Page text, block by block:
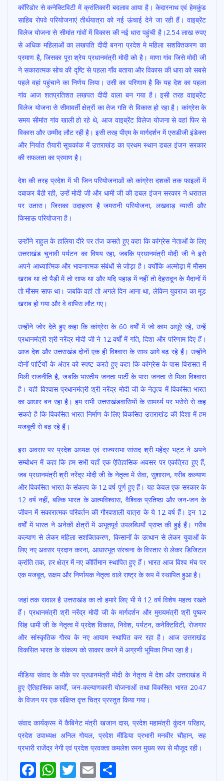
कॉरिडोर से कनेक्टिविटी में क्रांतिकारी बदलाव आया है। केदारनाथ एवं हेमकुंड
साहिब रोपवे परियोजनाएं तीर्थयात्रा को नई ऊंचाई देने जा रही हैं। वाइब्रेंट
विलेज योजना से सीमांत गांवों में विकास की नई धारा पहुंची है।2.54 लाख रुपए
से अधिक महिलाओं का लखपति दीदी बनना प्रदेश मे महिला सशक्तिकरण का
प्रमाण है, जिसका पूरा श्रेय प्रधानमंत्री मोदी को है। माणा गांव जिसे मोदी जी
ने सकारात्मक सोच की दृष्टि से पहला गाँव बताया और विकास की धारा को सबसे
पहले वहां पहुंचाने का निर्णय लिया। उसी का परिणाम है कि यह देश का पहला
गांव आज शतप्रतिशत लखपत दीदी वाला बन गया है। इसी तरह वाइब्रेंट
विलेज योजना से सीमावर्ती क्षेत्रों का तेज गति से विकास हो रहा है। कांग्रेस के
समय सीमांत गांव खाली हो रहे थे, आज वाइब्रेंट विलेज योजना से वहां फिर से
विकास और उम्मीद लौट रही है। इसी तरह पीएम के मार्गदर्शन में एसडीजी इंडेक्स
और निर्यात तैयारी सूचकांक में उत्तराखंड का प्रथम स्थान डबल इंजन सरकार
की सफलता का प्रमाण है।
देश की तरह प्रदेश में भी जिन परियोजनाओं को कांग्रेस दशकों तक फाइलों में
दबाकर बैठी रही, उन्हें मोदी जी और धामी जी की डबल इंजन सरकार ने धरातल
पर उतारा। जिसका उदाहरण है जमरानी परियोजना, लखवाड़ व्यासी और
किसाऊ परियोजना है।
उन्होंने राहुल के हालिया दौरे पर तंज कसते हुए कहा कि कांग्रेस नेताओं के लिए
उत्तराखंड चुनावी पर्यटन का विषय रहा, जबकि प्रधानमंत्री मोदी जी ने इसे
अपने आध्यात्मिक और भावनात्मक संबंधों से जोड़ा है। क्योंकि अल्मोड़ा में मौसम
खराब था तो पैड़ी में तो साफ था और यदि पहाड़ में नहीं तो देहरादून के मैदानों में
तो मौसम साफ था। जबकि वहां तो अगले दिन आना था, लेकिन युवराज का मूड
खराब हो गया और वे वापिस लौट गए।
उन्होंने जोर देते हुए कहा कि कांग्रेस के 60 वर्षों में जो काम अधूरे रहे, उन्हें
प्रधानमंत्री श्री नरेंद्र मोदी जी ने 12 वर्षों में गति, दिशा और परिणाम दिए हैं।
आज देश और उत्तराखंड दोनों एक ही विश्वास के साथ आगे बढ़ रहे हैं। उन्होंने
दोनों पार्टियों के अंतर को स्पष्ट करते हुए कहा कि कांग्रेस के पास विरासत में
मिली राजनीति है, जबकि भारतीय जनता पार्टी के पास जनता से मिला विश्वास
है। यही विश्वास प्रधानमंत्री श्री नरेंद्र मोदी जी के नेतृत्व में विकसित भारत
का आधार बन रहा है। हम सभी उत्तराखंडवासियों के सामर्थ्य पर भरोसे से कह
सकते है कि विकसित भारत निर्माण के लिए विकसित उत्तराखंड की दिशा में हम
मजबूती से बढ़ रहे हैं।
इस अवसर पर प्रदेश अध्यक्ष एवं राज्यसभा सांसद श्री महेंद्र भट्ट ने अपने
सम्बोधन में कहा कि हम सभी यहाँ एक ऐतिहासिक अवसर पर एकत्रित हुए हैं,
जब प्रधानमंत्री श्री नरेंद्र मोदी जी के नेतृत्व में सेवा, सुशासन, गरीब कल्याण
और विकसित भारत के संकल्प के 12 वर्ष पूर्ण हुए हैं। यह केवल एक सरकार के
12 वर्ष नहीं, बल्कि भारत के आत्मविश्वास, वैश्विक प्रतिष्ठा और जन-जन के
जीवन में सकारात्मक परिवर्तन की गौरवशाली यात्रा के ये 12 वर्ष हैं। इन 12
वर्षों में भारत ने अनेकों क्षेत्रों में अभूतपूर्व उपलब्धियाँ प्राप्त की हुई हैं। गरीब
कल्याण से लेकर महिला सशक्तिकरण, किसानों के उत्थान से लेकर युवाओं के
लिए नए अवसर प्रदान करना, आधारभूत संरचना के विस्तार से लेकर डिजिटल
क्रांति तक, हर क्षेत्र में नए कीर्तिमान स्थापित हुए हैं। भारत आज विश्व मंच पर
एक मजबूत, सक्षम और निर्णायक नेतृत्व वाले राष्ट्र के रूप में स्थापित हुआ है।
जहां तक सवाल है उत्तराखंड का तो हमारे लिए भी ये 12 वर्ष विशेष महत्व रखते
हैं। प्रधानमंत्री श्री नरेंद्र मोदी जी के मार्गदर्शन और मुख्यमंत्री श्री पुष्कर
सिंह धामी जी के नेतृत्व में प्रदेश विकास, निवेश, पर्यटन, कनेक्टिविटी, रोजगार
और सांस्कृतिक गौरव के नए आयाम स्थापित कर रहा है। आज उत्तराखंड
विकसित भारत के संकल्प को साकार करने में अग्रणी भूमिका निभा रहा है।
मीडिया संवाद के मौके पर प्रधानमंत्री मोदी के नेतृत्व में देश और उत्तराखंड में
हुए ऐतिहासिक कार्यों, जन-कल्याणकारी योजनाओं तथा विकसित भारत 2047
के विजन पर एक संक्षिप्त वृत्त चित्र प्रस्तुत किया गया।
संवाद कार्यक्रम में कैबिनेट मंत्री खजान दास, प्रदेश महामंत्री कुंदन परिहार,
प्रदेश उपाध्यक्ष अनिल गोयल, प्रदेश मीडिया प्रभारी मनवीर चौहान, सह
प्रभारी राजेंद्र नेगी एवं प्रदेश प्रवक्ता कमलेश रमन मुख्य रूप से मौजूद रही।
F W T E